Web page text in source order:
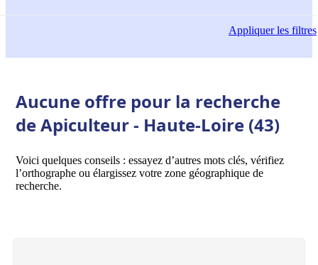
Appliquerles filtres
Aucune offre pour la recherche
de Apiculteur - Haute-Loire (43)
Voici quelques conseils : essayez d’autres mots clés, vérifiez
l’orthographe ou élargissez votre zone géographique de
recherche.